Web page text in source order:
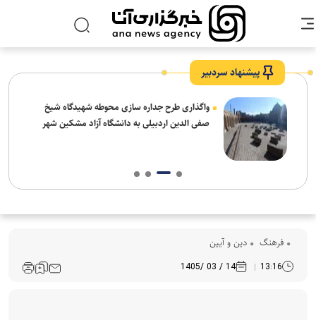
پیشنهاد سردبیر
واگذاری طرح جداره سازی محوطه شهیدگاه شیخ
صفی الدین اردبیلی به دانشگاه آزاد مشکین شهر
فرهنگ‌ دین و آیین
13:16
14 / 03 /1405